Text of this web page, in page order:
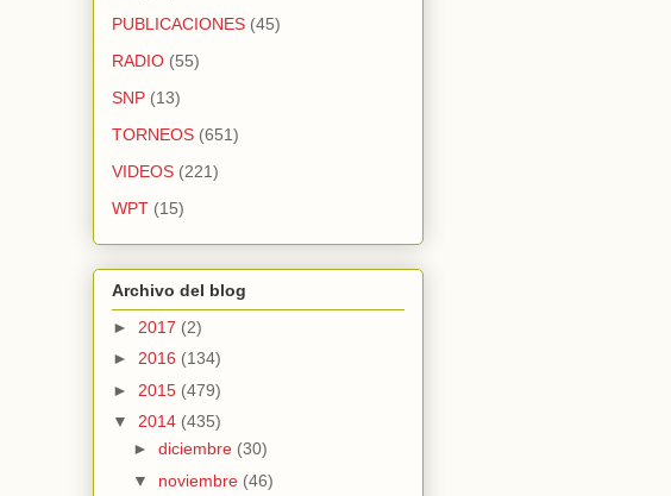
PUBLICACIONES (45)
RADIO (55)
SNP (13)
TORNEOS (651)
VIDEOS (221)
WPT (15)
Archivo del blog
► 2017 (2)
► 2016 (134)
► 2015 (479)
▼ 2014 (435)
► diciembre (30)
▼ noviembre (46)